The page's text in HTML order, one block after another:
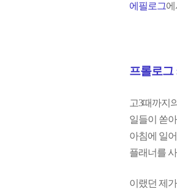
에필로그
프롤로그
고3때까지
일들이 쏟
아침에 일
플래너를
이랬던 제가